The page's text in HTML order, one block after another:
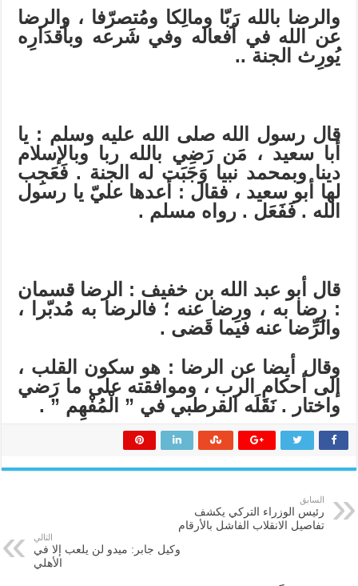
والرضا بالله رَبّا ومالِكا ومُتصرّفا ، والرضا
عن الله في أفعاله وفي شَرعه وبأقدَارِه
يُورِث الجنة ..
قال رسول الله صلى الله عليه وسلم : يا
أبا سعيد ، مَن رَضِي بالله ربا وبالإسلام
دينا وبمحمد نبيا وَجَبَت له الجنة . فَعَجِب
لها أبو سعيد ، فقال : أعدها عليّ يا رسول
الله . فَفَعَل . رواه مسلم .
قال أبو عبد الله بن خفيف : الرضا قسمان
: رِضا به ، ورِضا عنه ؛ فالرضا به مُدبّرا ،
والرِّضا عنه فيما قَضى .
وقال أيضا عن الرضا : هو سكون القلب ،
إلى أحكام الرب ، وموافقته على ما رَضي
واختار . نَقَلَه القرطبي في ” الْمُفْهِم ” .
السابق
رئيس الوزراء التركي يكشف
تفاصيل الانقلاب الفاشل بالأرقام
التالي
وكيل جابر: ميدو لن يلعب إلا في
الأهلي